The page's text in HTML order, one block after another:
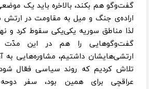
گفت‌وگو هم بکند، بالاخره باید یک
اراده‌ی جنگ و میل به مقاومت در ارتش
لذا مناطق سوریه یکی‌یکی سقوط کرد و
گفت‌وگوهایی را هم در این مدّت
ارتشی‌هایشان داشتیم، مشاوره‌هایی به
تلاش کردیم که روند سیاسی فعّال
عراقچی برای همین بود، سفر